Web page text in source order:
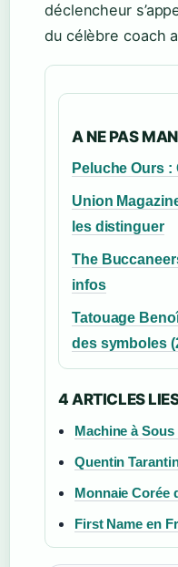
déclencheur
du célèbre coach
A NE PAS
Peluche Ours :
Union
les distinguer
The
infos
Tatouage
des symboles
4 ARTICLES
Machine à
Quentin
Monnaie Corée
First Name en